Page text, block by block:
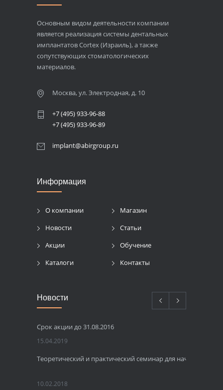
Основным видом деятельности компании
является реализация системы дентальных
имплантатов Cortex (Израиль), а также
сопутствующих стоматологических
материалов.
Москва, ул. Электродная, д. 10
+7 (495) 933-96-88
+7 (495) 933-96-89
implant@abirgroup.ru
Информация
О компании
Магазин
Новости
Статьи
Акции
Обучение
Каталоги
Контакты
Новости
Срок акции до 31.08.2016
15.04.2019
Теоретический и практический семинар для начинающих
10.02.2018